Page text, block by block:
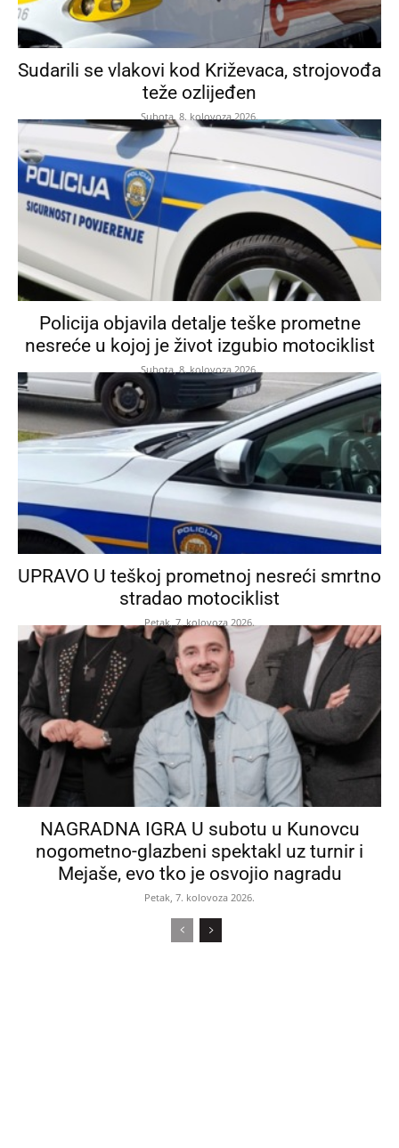
Sudarili se vlakovi kod Križevaca, strojovođa
teže ozlijeđen
Subota, 8. kolovoza 2026.
Policija objavila detalje teške prometne
nesreće u kojoj je život izgubio motociklist
Subota, 8. kolovoza 2026.
UPRAVO U teškoj prometnoj nesreći smrtno
stradao motociklist
Petak, 7. kolovoza 2026.
NAGRADNA IGRA U subotu u Kunovcu
nogometno-glazbeni spektakl uz turnir i
Mejaše, evo tko je osvojio nagradu
Petak, 7. kolovoza 2026.